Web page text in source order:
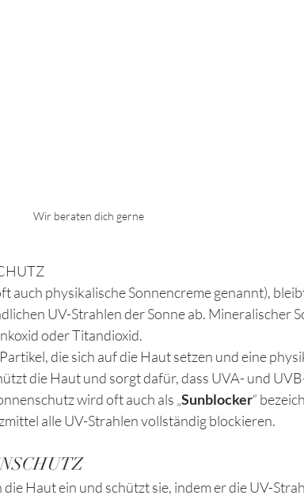
Wir beraten dich gerne
auch physikalische Sonnencreme genannt),
UV-Strahlen der Sonne ab. Mineralischer
oder Titandioxid.
die sich auf die Haut setzen und eine
die Haut und sorgt dafür, dass UVA- und
wird oft auch als „Sunblocker“
alle UV-Strahlen vollständig blockieren.
Haut ein und schützt sie, indem er die UV-